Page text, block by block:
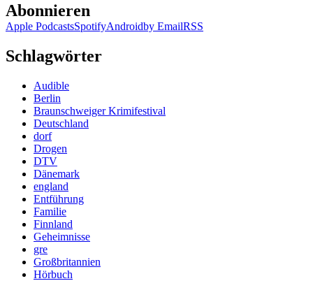
Abonnieren
Apple PodcastsSpotifyAndroidby EmailRSS
Schlagwörter
Audible
Berlin
Braunschweiger Krimifestival
Deutschland
dorf
Drogen
DTV
Dänemark
england
Entführung
Familie
Finnland
Geheimnisse
gre
Großbritannien
Hörbuch